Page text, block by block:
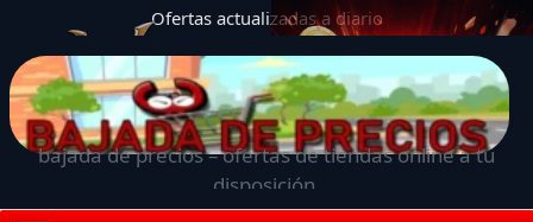
Ofertas actualizadas a diario
bajada de precios – ofertas de tiendas online a tu
disposición.